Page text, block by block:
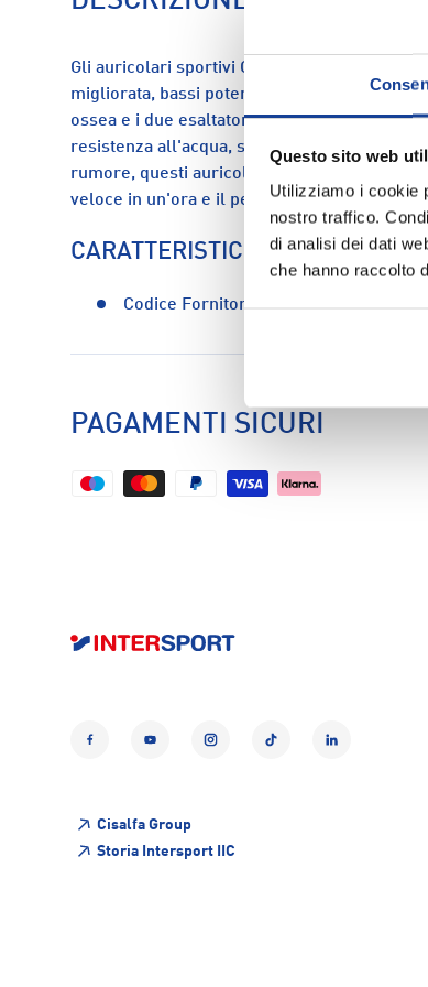
Questo sito web
Utilizziamo i cookie
nostro traffico.
di analisi dei dati
che hanno raccolto
Gli auricolari sportivi OpenRun Pro
migliorata, bassi potenziati e batteria di 10
ossea e i due esaltatori di bassi offrono
resistenza all'acqua, struttura in titanio e
rumore, questi auricolari sono perfetti per
veloce in un'ora e il peso di soli 29 g li
CARATTERISTICHE
Codice Fornitore:
PAGAMENTI SICURI
YouTubeInstagramTikTok LinkedIn
Cisalfa Group
Storia Intersport IIC